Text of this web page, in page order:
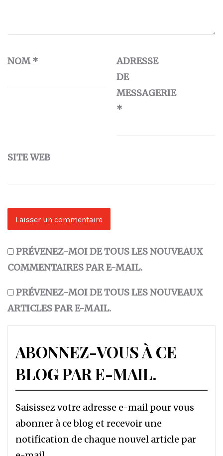
NOM*
ADRESSE
DE
MESSAGERIE
*
SITE WEB
PRÉVENEZ-MOI DE TOUS LES NOUVEAUX
COMMENTAIRES PAR E-MAIL.
PRÉVENEZ-MOI DE TOUS LES NOUVEAUX
ARTICLES PAR E-MAIL.
ABONNEZ-VOUS À CE
BLOG PAR E-MAIL.
Saisissez votre adresse e-mail pour vous
abonner à ce blog et recevoir une
notification de chaque nouvel article par